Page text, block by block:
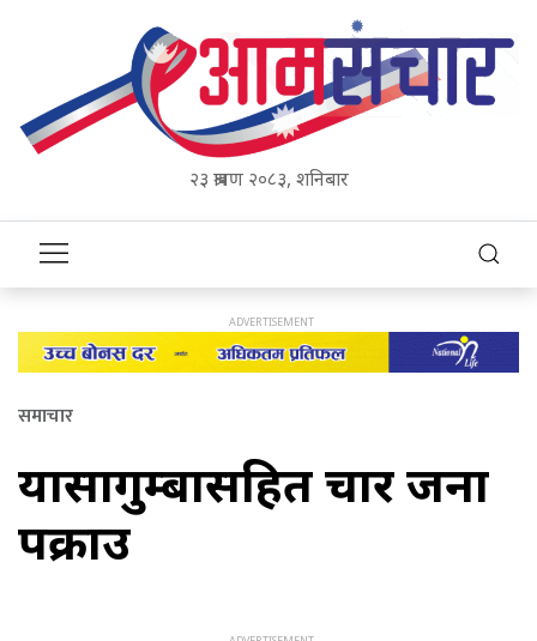
२३ श्रावण २०८३, शनिबार
समाचार
यार्सागुम्बासहित चार जना
पक्राउ